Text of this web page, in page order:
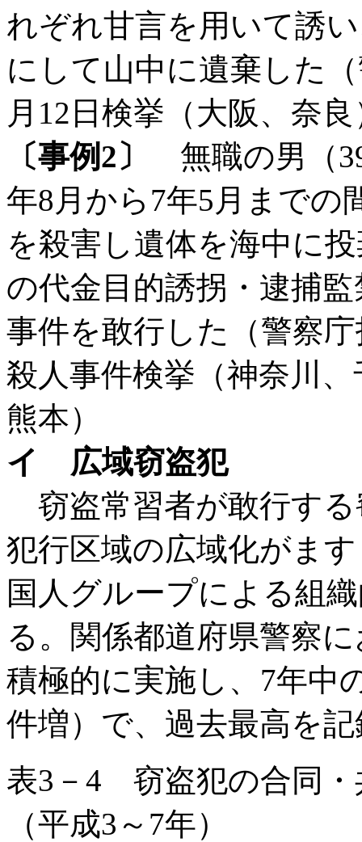
れぞれ甘言を用いて誘
にして山中に遺棄した
月12日検挙（大阪、奈良
〔事例2〕
無職の男（
年8月から7年5月までの
を殺害し遺体を海中に
の代金目的誘拐・逮捕
事件を敢行した（警察
殺人事件検挙（神奈川
熊本）
イ 広域窃盗犯
窃盗常習者が敢行する
犯行区域の広域化がま
国人グループによる組
る。関係都道府県警察
積極的に実施し、7年中
件増）で、過去最高を
表3－4 窃盗犯の合同・
（平成3～7年）